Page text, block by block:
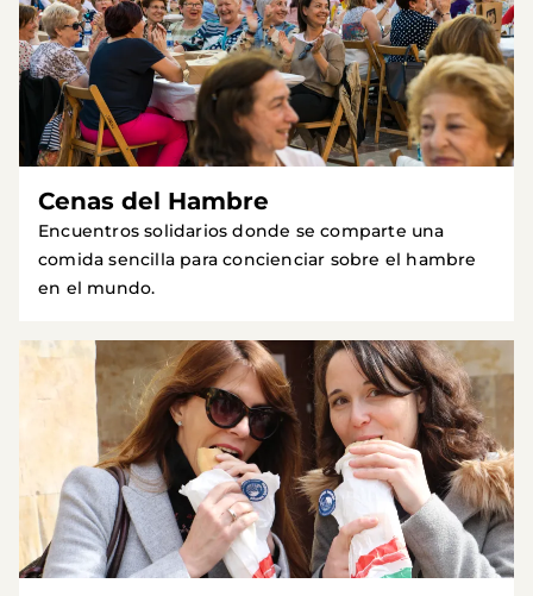
Cenas del Hambre
Encuentros solidarios donde se comparte una
comida sencilla para concienciar sobre el hambre
en el mundo.